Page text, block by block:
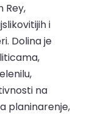
Rey,
i
Dolina je
na
planinarenje,